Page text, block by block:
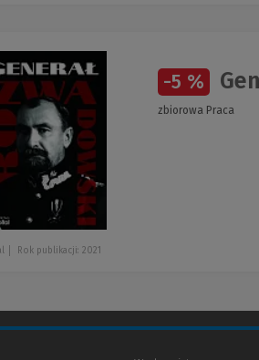
-5 %
zbiorowa Praca
Rok publikacji: 2021